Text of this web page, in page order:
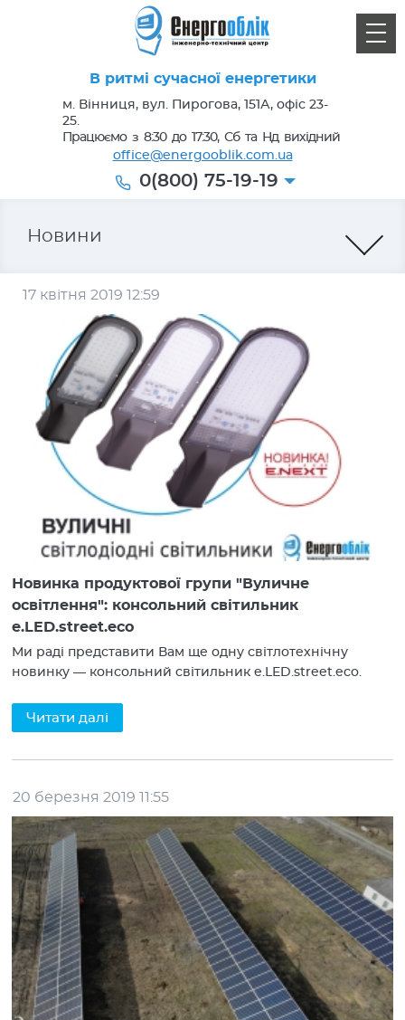
В ритмі сучасної енергетики
м. Вінниця, вул. Пирогова, 151А, офіс 23-
25.
Працюємо з 8:30 до 17:30, Сб та Нд вихідний
office@energooblik.com.ua
0(800) 75-19-19
Новини
17 квітня 2019 12:59
Новинка продуктової групи "Вуличне
освітлення": консольний світильник
e.LED.street.eco
Ми раді представити Вам ще одну світлотехнічну
новинку — консольний світильник e.LED.street.eco.
Читати далі
20 березня 2019 11:55